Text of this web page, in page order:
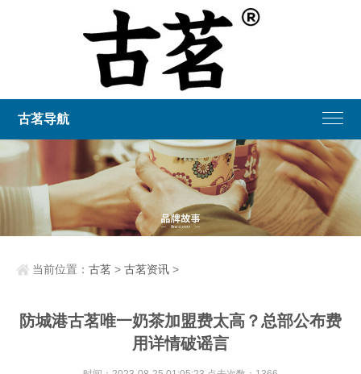
古茗导航
当前位置：古茗 >古茗资讯 >
防城港古茗唯一奶茶加盟费太高？总部公布费
用详情破谣言